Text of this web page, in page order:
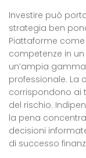
Investire può
strategia ben
Piattaforme come
competenze in
un’ampia
professionale. La
corrispondono ai
del rischio.
la pena
decisioni
di successo